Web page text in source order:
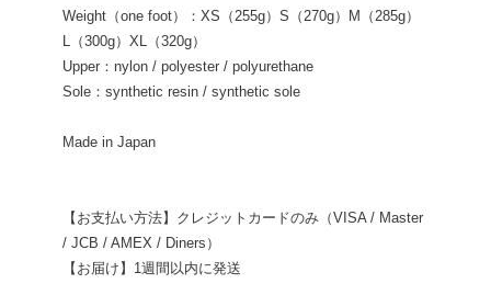
Weight（one foot）：XS（255g）S（270g）M（285g）
L（300g）XL（320g）
Upper：nylon / polyester / polyurethane
Sole：synthetic resin / synthetic sole
Made in Japan
【お支払い方法】クレジットカードのみ（VISA / Master
/ JCB / AMEX / Diners）
【お届け】1週間以内に発送